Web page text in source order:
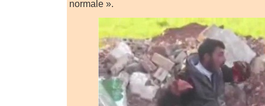
normale ».